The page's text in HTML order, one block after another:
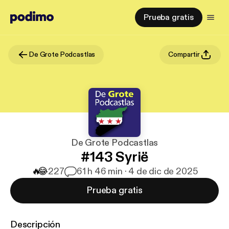
Prueba gratis
De Grote Podcastlas Compartir
De Grote Podcastlas
#143 Syrië
🔥😂227 61 h 46 min · 4 de dic de 2025
Prueba gratis
Descripción